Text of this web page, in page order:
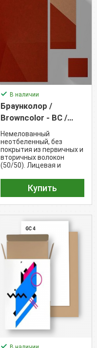
В наличии
Браунколор /
Browncolor - BC /
UT4 (215 г/м²)
Немелованный
неотбеленный, без
покрытия из первичных и
вторичных волокон
(50/50). Лицевая и
крафт.
Купить